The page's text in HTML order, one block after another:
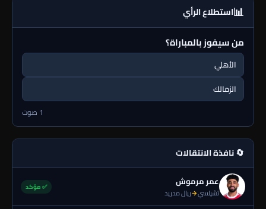
📊استطلاع الرأي
من سيفوز بالمباراة؟
الأهلي
الزمالك
1 صوت
🔄 نافذة الانتقالات
عمر مرموش
تشيلسي→ريال مدريد
✅ مؤكد